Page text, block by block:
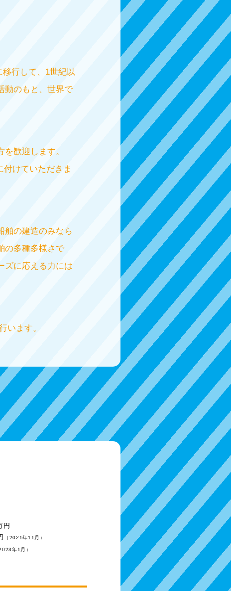
行して、1世紀以
動のもと、世界で
歓迎します。
けていただきま
舶の建造のみなら
の多種多様さで
ズに応える力には
います。
円
（2021年11月）
2023年1月）